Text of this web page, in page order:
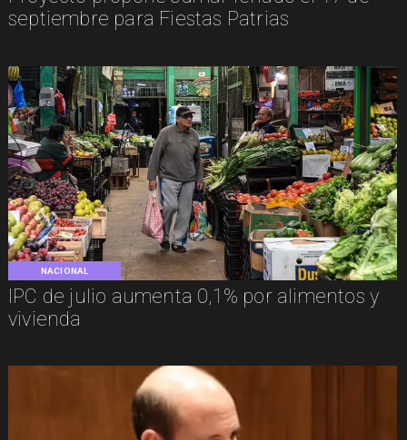
septiembre para Fiestas Patrias
NACIONAL
IPC de julio aumenta 0,1% por alimentos y
vivienda